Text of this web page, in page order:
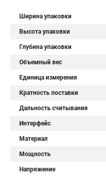
Ширина упаковки
Высота упаковки
Глубина упаковки
Объемный вес
Единица измерения
Кратность поставки
Дальность считывания
Интерфейс
Материал
Мощность
Напряжение